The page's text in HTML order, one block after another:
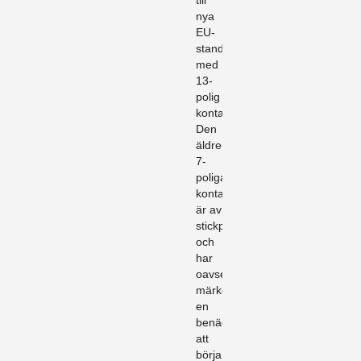
nya
EU-
standarden
med
13-
polig
kontakt.
Den
äldre
7-
poliga
kontakten
är av
stickproppskaraktär
och
har
oavsett
märke
en
benägenhet
att
börja